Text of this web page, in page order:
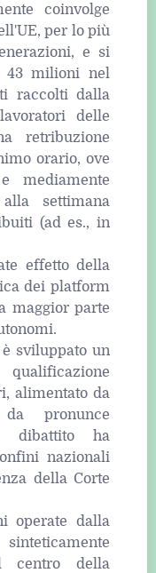
coinvolge
per lo più
e si
43 milioni nel
raccolti dalla
delle
retribuzione
orario, ove
mediamente
settimana
(ad es., in
effetto della
dei platform
maggior parte
sviluppato un
alimentato da
pronunce
dibattito ha
nazionali
della Corte
operate dalla
centro della